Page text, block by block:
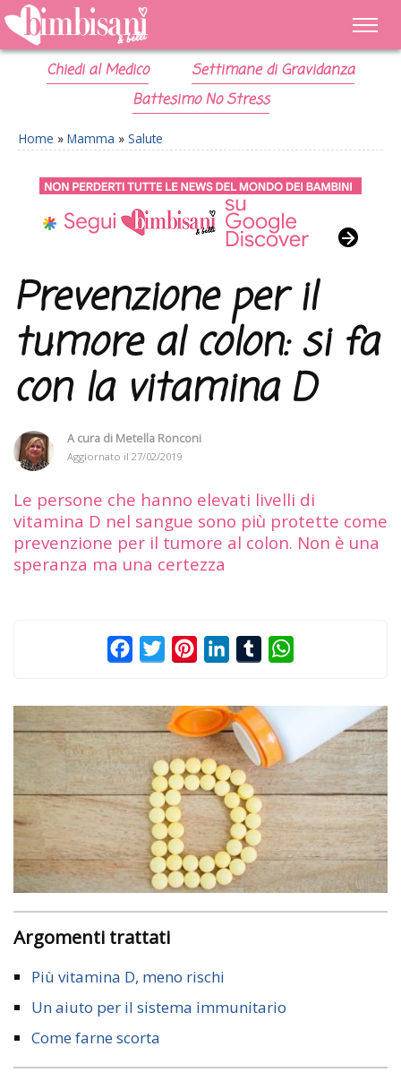
Chiedi al Medico
Settimane di Gravidanza
Battesimo No Stress
Home » Mamma » Salute
Prevenzione per il
tumore al colon: si fa
con la vitamina D
A cura di Metella Ronconi
Aggiornato il 27/02/2019
Le persone che hanno elevati livelli di
vitamina D nel sangue sono più protette come
prevenzione per il tumore al colon. Non è una
speranza ma una certezza
FacebookTwitterPinterestLinkedInTumblr
Argomenti trattati
Più vitamina D, meno rischi
Un aiuto per il sistema immunitario
Come farne scorta